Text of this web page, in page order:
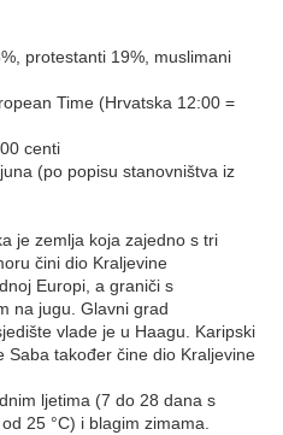
protestanti 19%, muslimani
Time (Hrvatska 12:00 =
centi
(po popisu stanovništva iz
je zemlja koja zajedno s tri
čini dio Kraljevine
Europi, a graniči s
na jugu. Glavni grad
vlade je u Haagu. Karipski
Saba također čine dio Kraljevine
ljetima (7 do 28 dana s
25 °C) i blagim zimama.